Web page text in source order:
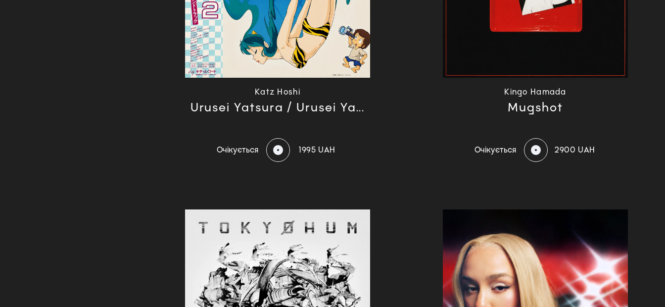
Katz Hoshi
Urusei Yatsura / Urusei Ya...
Очікується 1995 UAH
Kingo Hamada
Mugshot
Очікується 2900 UAH